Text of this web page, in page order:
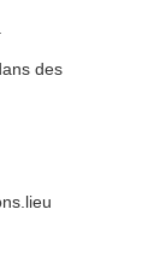
des